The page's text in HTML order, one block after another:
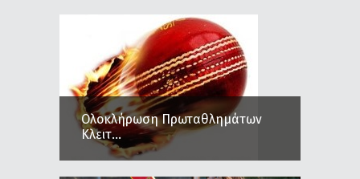
Ολοκλήρωση Πρωταθλημάτων
Κλειτ...